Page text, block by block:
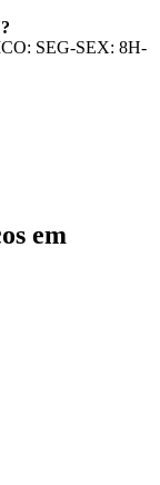
SEG-SEX: 8H-
em